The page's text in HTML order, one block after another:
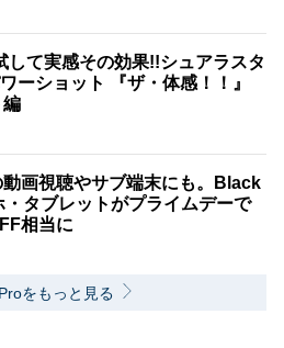
して実感その効果!!シュアラスタ
ーショット 『ザ・体感！！』
編
動画視聴やサブ端末にも。Black
タブレットがプライムデーで
相当に
をもっと見る